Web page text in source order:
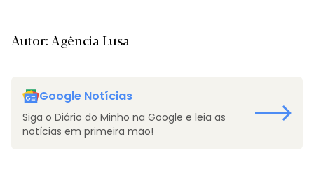
Autor: Agência Lusa
Google Notícias
Siga o Diário do Minho na Google e leia as
notícias em primeira mão!